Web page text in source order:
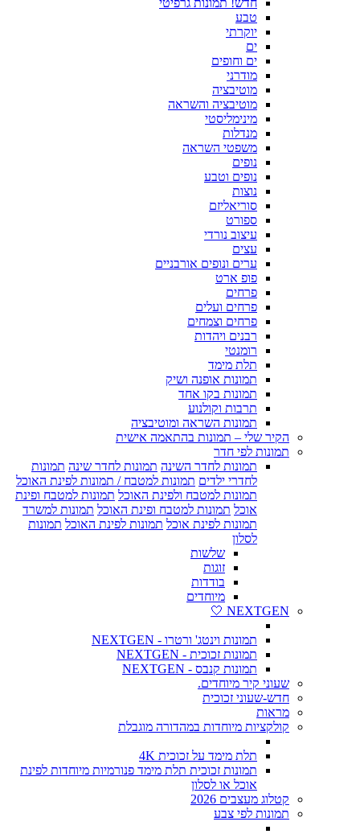
טבע
יוקרתי
ים
ים וחופים
מודרני
מוטיבציה
מוטיבציה והשראה
מינימליסטי
מנדלות
משפטי השראה
נופים
נופים וטבע
נוצות
סוריאליזם
ספורט
עיצוב נורדי
עצים
ערים ונופים אורבניים
פופ ארט
פרחים
פרחים ועלים
פרחים וצמחים
רבנים ויהדות
רומנטי
תלת מימד
תמונות אופנה ושיק
תמונות בקו אחד
תרבות וקולנוע
תמונות השראה ומוטיבציה
הקיר שלי – תמונות בהתאמה אישית
תמונות לפי חדר
תמונות לחדר השינה תמונות לחדר שינה תמונות
לחדרי ילדים תמונות למטבח / תמונות לפינת האוכל
תמונות למטבח ולפינת האוכל תמונות למטבח ופינת
אוכל תמונות למטבח ופינת האוכל תמונות למשרד
תמונות לפינת אוכל תמונות לפינת האוכל תמונות
לסלון
שלשות
זוגות
בודדות
מיוחדים
NEXTGEN 🤍
תמונות וינטג' ורטרו - NEXTGEN
תמונות זכוכית - NEXTGEN
תמונות קנבס - NEXTGEN
שעוני קיר מיוחדים.
חדש-שעוני זכוכית
מראות
קולקציות מיוחדות במהדורה מוגבלת
תלת מימד על זכוכית 4K
תמונות זכוכית תלת מימד פנורמיות מיוחדות לפינת
אוכל או לסלון
קטלוג מעצבים 2026
תמונות לפי צבע